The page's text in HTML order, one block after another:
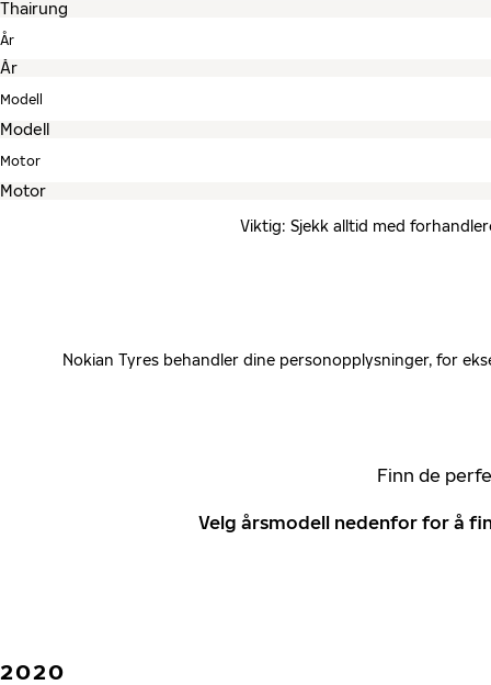
År
Modell
Motor
Viktig: Sjekk alltid med
Nokian Tyres behandler dine personopplysninger, for
Finn de
Velg årsmodell nedenfor for å
2020